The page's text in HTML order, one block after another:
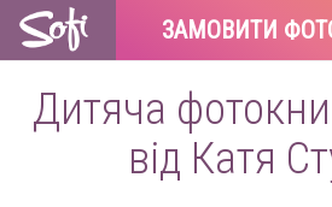
ЗАМОВИТИ
Дитяча
від Катя